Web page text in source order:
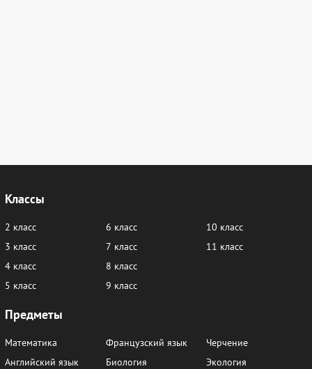
Классы
2 класс
3 класс
4 класс
5 класс
6 класс
7 класс
8 класс
9 класс
10 класс
11 класс
Предметы
Математика
Английский язык
Французский язык
Биология
Черчение
Экология